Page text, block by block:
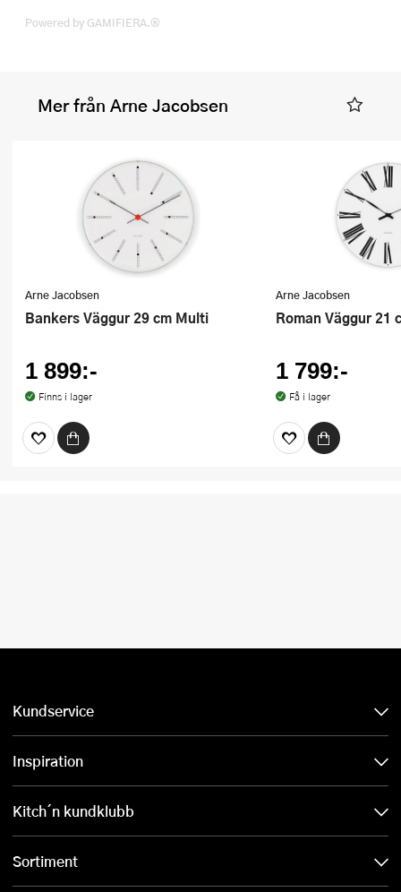
Powered by GAMIFIERA.®
Mer från Arne Jacobsen
Arne Jacobsen
Bankers Väggur 29 cm Multi
1 899:-
Finns i lager
Arne Jacobsen
Roman Väggur 21
1 799:-
Få i lager
Kundservice
Inspiration
Kitch´n kundklubb
Sortiment